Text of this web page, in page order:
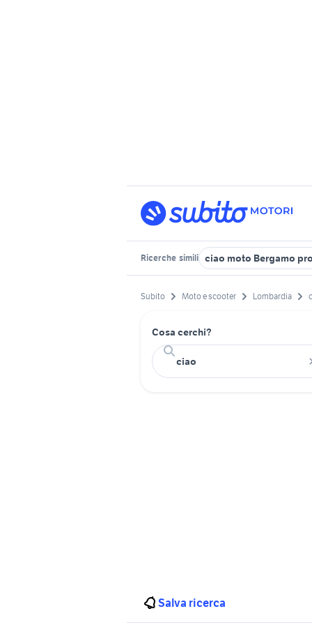
Ricerche simili ciao moto Bergamo
Subito Moto e scooter Lombardia
Cosa cerchi?
Salva ricerca